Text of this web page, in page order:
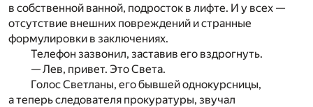
в собственной ванной, подросток в лифте. И у всех —
отсутствие внешних повреждений и странные
формулировки в заключениях.
Телефон зазвонил, заставив его вздрогнуть.
— Лев, привет. Это Света.
Голос Светланы, его бывшей однокурсницы,
а теперь следователя прокуратуры, звучал